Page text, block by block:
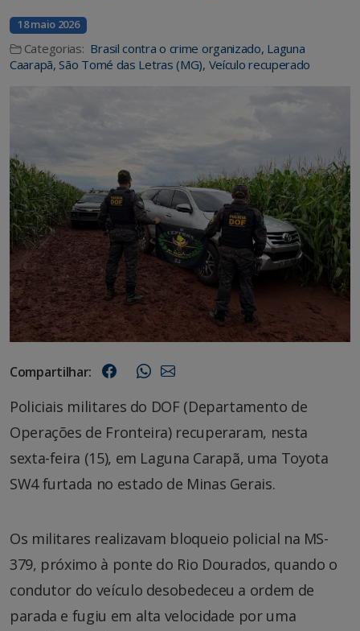
18 maio 2026
Categorias: Brasil contra o crime organizado, Laguna
Caarapã, São Tomé das Letras (MG), Veículo recuperado
Compartilhar:
Policiais militares do DOF (Departamento de
Operações de Fronteira) recuperaram, nesta
sexta-feira (15), em Laguna Carapã, uma Toyota
SW4 furtada no estado de Minas Gerais.
Os militares realizavam bloqueio policial na MS-
379, próximo à ponte do Rio Dourados, quando o
condutor do veículo desobedeceu a ordem de
parada e fugiu em alta velocidade por uma